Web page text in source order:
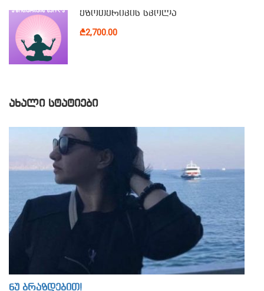
ეზოთერიკის სკოლა
₾2,700.00
ᲐᲮᲐᲚᲘ ᲡᲢᲐᲢᲘᲔᲑᲘ
ნუ ბრაზდებით!